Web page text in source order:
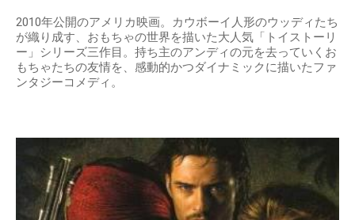
2010年公開のアメリカ映画。カウボーイ人形のウッディたち
が織り成す、おもちゃの世界を描いた大人気「トイストーリ
ー」シリーズ三作目。持ち主のアンディの元を去っていくお
もちゃたちの友情を、感動的かつダイナミックに描いたファ
ンタジーコメディ。